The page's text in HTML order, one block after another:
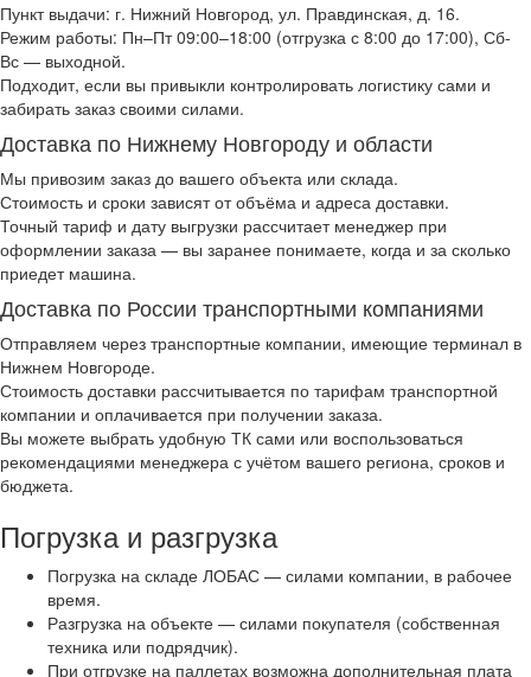
Пункт выдачи: г. Нижний Новгород, ул. Правдинская, д. 16.
Режим работы: Пн–Пт 09:00–18:00 (отгрузка с 8:00 до 17:00), Сб-
Вс — выходной.
Подходит, если вы привыкли контролировать логистику сами и
забирать заказ своими силами.
Доставка по Нижнему Новгороду и области
Мы привозим заказ до вашего объекта или склада.
Стоимость и сроки зависят от объёма и адреса доставки.
Точный тариф и дату выгрузки рассчитает менеджер при
оформлении заказа — вы заранее понимаете, когда и за сколько
приедет машина.
Доставка по России транспортными компаниями
Отправляем через транспортные компании, имеющие терминал в
Нижнем Новгороде.
Стоимость доставки рассчитывается по тарифам транспортной
компании и оплачивается при получении заказа.
Вы можете выбрать удобную ТК сами или воспользоваться
рекомендациями менеджера с учётом вашего региона, сроков и
бюджета.
Погрузка и разгрузка
Погрузка на складе ЛОБАС — силами компании, в рабочее
время.
Разгрузка на объекте — силами покупателя (собственная
техника или подрядчик).
При отгрузке на паллетах возможна дополнительная плата